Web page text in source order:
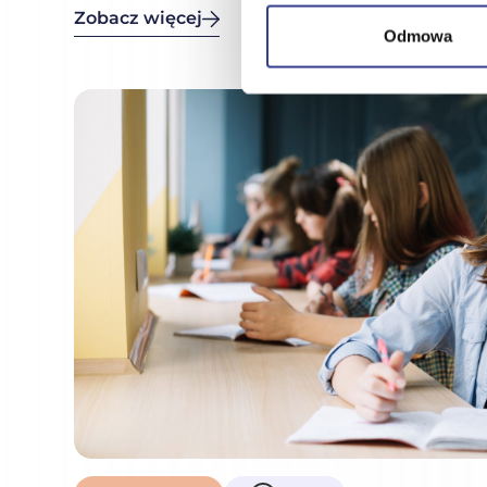
Odmowa
masz ten problem.
Zobacz więcej